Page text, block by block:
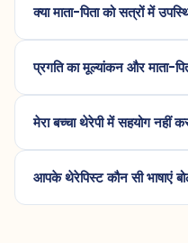
क्या माता-पिता को सत्रों में
प्रगति का मूल्यांकन और माता-
मेरा बच्चा थेरेपी में सहयोग नहीं
आपके थेरेपिस्ट कौन सी भाषाएं